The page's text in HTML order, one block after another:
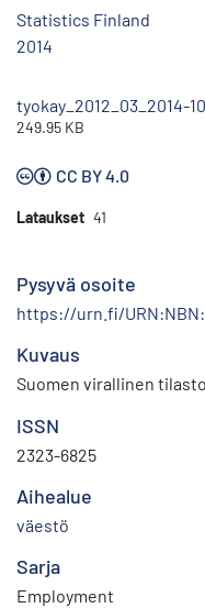
Statistics Finland
2014
tyokay_2012_03_2014-
249.95 KB
CC BY 4.0
Lataukset 41
Pysyvä osoite
https://urn.fi/
Kuvaus
Suomen virallinen tilasto
ISSN
2323-6825
Aihealue
väestö
Sarja
Employment